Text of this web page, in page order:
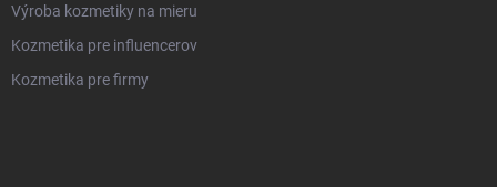
Výroba kozmetiky na mieru
Kozmetika pre influencerov
Kozmetika pre firmy